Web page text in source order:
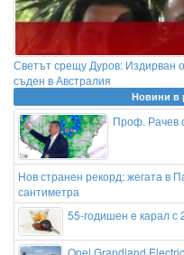
Светът срещу Дуров: Издирван
съден в Австралия
Новини в
Проф. Рачев
Нов странен рекорд: жегата в
сантиметра
55-годишен е карал
Opel Grandland